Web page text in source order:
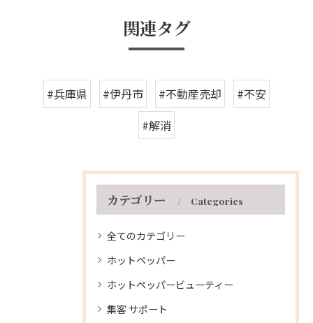
関連タグ
#兵庫県 #伊丹市 #不動産売却
#不安
#解消
カテゴリー Categories
全てのカテゴリー
ホットペッパー
ホットペッパービューティー
集客 サポート